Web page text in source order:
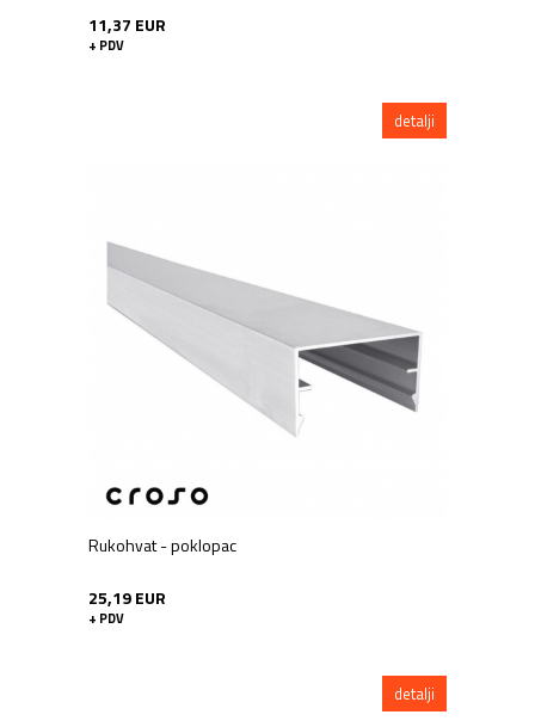
11,37 EUR
+ PDV
detalji
Rukohvat - poklopac
25,19 EUR
+ PDV
detalji